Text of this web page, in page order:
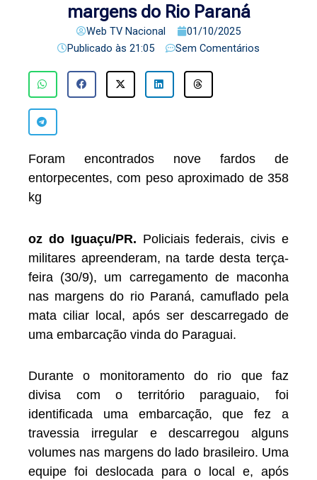
margens do Rio Paraná
Web TV Nacional
01/10/2025
Publicado às 21:05 Sem Comentários
Foram encontrados nove fardos de
entorpecentes, com peso aproximado de 358
kg
oz do Iguaçu/PR. Policiais federais, civis e
militares apreenderam, na tarde desta terça-
feira (30/9), um carregamento de maconha
nas margens do rio Paraná, camuflado pela
mata ciliar local, após ser descarregado de
uma embarcação vinda do Paraguai.
Durante o monitoramento do rio que faz
divisa com o território paraguaio, foi
identificada uma embarcação, que fez a
travessia irregular e descarregou alguns
volumes nas margens do lado brasileiro. Uma
equipe foi deslocada para o local e, após